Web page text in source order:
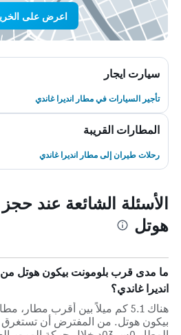
اعرض على
سيارت ايجار
تأجير السيارات في مطار انديرا غاندي
المطارات القريبة
رحلات طيران إلى مطار انديرا غاندي
الأسئلة الشائعة عند
هوتل
ما مدى قرب بلومونت بيكون هوتل
انديرا غاندي؟
هناك 5.1 كم ميلاً بين أقرب مطار،
بيكون هوتل. من المفترض أن تستغرق